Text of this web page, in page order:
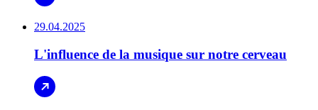
29.04.2025
L'influence de la musique sur notre cerveau